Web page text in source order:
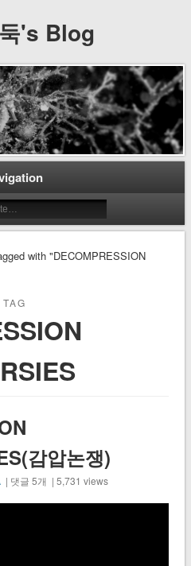
's Blog
with "DECOMPRESSION
감압논쟁)
| 댓글 5개 | 5,731 views